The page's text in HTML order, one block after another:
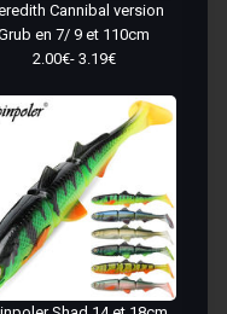
Cannibal version
en 7/ 9 et 110cm
2.00€- 3.19€